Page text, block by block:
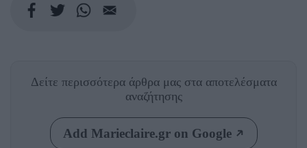
Δείτε περισσότερα άρθρα μας στα αποτελέσματα
αναζήτησης
Add Marieclaire.gr on Google